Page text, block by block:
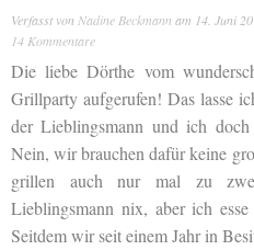
Verfasst von Nadine Beckmann am 14. Juni
14 Kommentare
Die liebe Dörthe vom
Grillparty aufgerufen! Das lasse
der Lieblingsmann und ich
Nein, wir brauchen dafür keine
grillen auch nur mal zu
Lieblingsmann nix, aber ich
Seitdem wir seit einem Jahr in